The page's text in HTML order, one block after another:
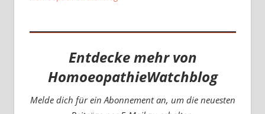
Entdecke mehr von
HomoeopathieWatchblog
Melde dich für ein Abonnement an, um die neuesten